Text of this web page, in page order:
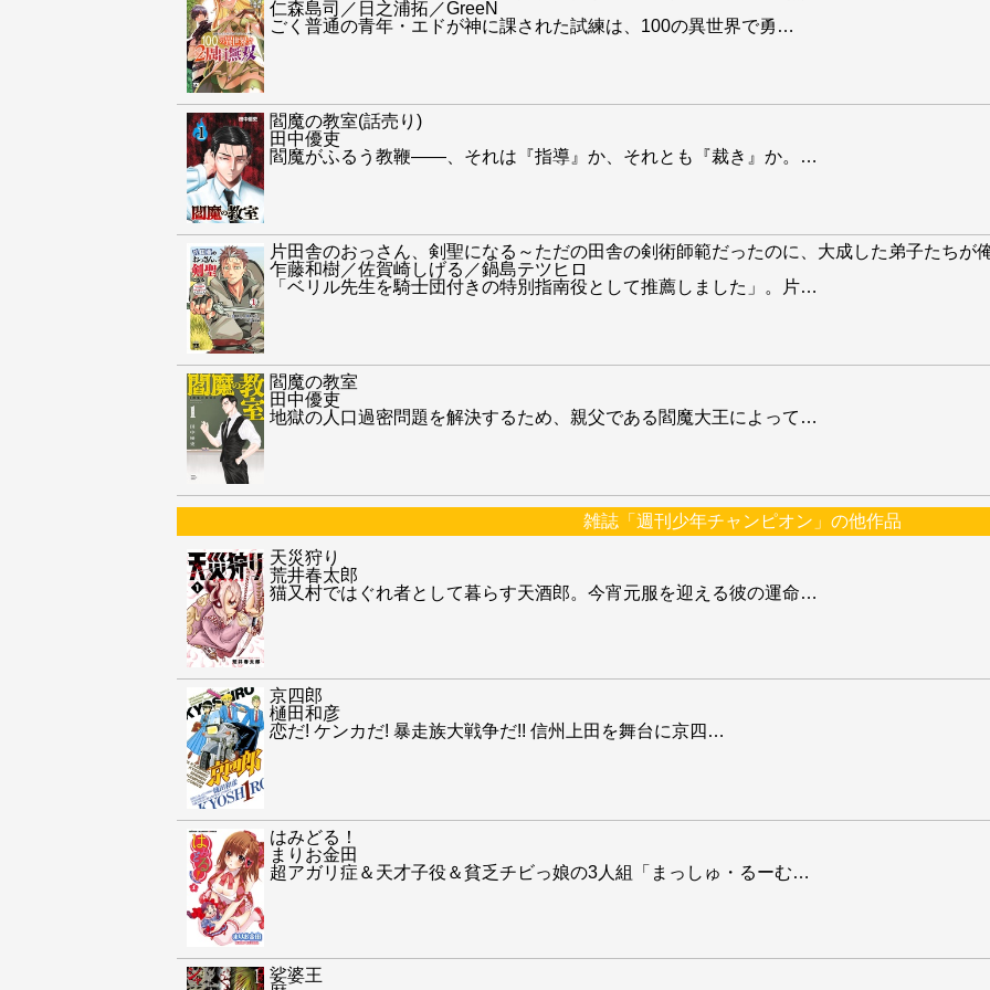
仁森島司／日之浦拓／GreeN
ごく普通の青年・エドが神に課された試練は、100の異世界で勇 …
閻魔の教室(話売り)
田中優吏
閻魔がふるう教鞭――、それは『指導』か、それとも『裁き』か。
…
片田舎のおっさん、剣聖になる～ただの田舎の剣術師範だったのに、大成した弟子たちが
乍藤和樹／佐賀崎しげる／鍋島テツヒロ
「ベリル先生を騎士団付きの特別指南役として推薦しました」。片…
閻魔の教室
田中優吏
地獄の人口過密問題を解決するため、親父である閻魔大王によって …
雑誌「週刊少年チャンピオン」の他作品
天災狩り
荒井春太郎
猫又村ではぐれ者として暮らす天酒郎。今宵元服を迎える彼の運命…
京四郎
樋田和彦
恋だ! ケンカだ! 暴走族大戦争だ!! 信州上田を舞台に京四 …
はみどる！
まりお金田
超アガリ症＆天才子役＆貧乏チビっ娘の3人組「まっしゅ・るーむ…
娑婆王